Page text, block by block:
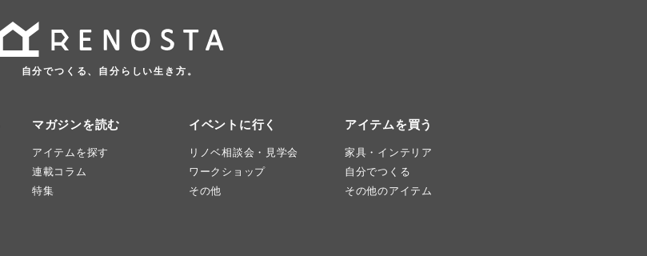
自分でつくる、自分らしい生き方。
マガジンを読む
アイテムを探す
連載コラム
特集
イベントに行く
リノベ相談会・見学会
ワークショップ
その他
アイテムを買う
家具・インテリア
自分でつくる
その他のアイテム